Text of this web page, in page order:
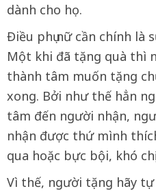
dành cho họ.
Điều phụ nữ cần chính
Một khi đã tặng quà thì
thành tâm muốn tặng
xong. Bởi như thế hẳn
tâm đến người nhận,
nhận được thứ mình
qua hoặc bực bội, khó
Vì thế, người tặng hãy